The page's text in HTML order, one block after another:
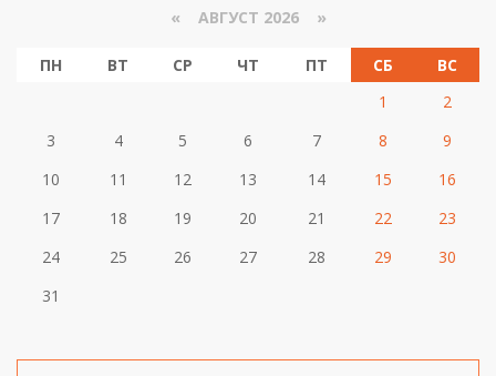
« АВГУСТ 2026 »
ПН ВТ СР ЧТ ПТ СБ
ВС
1
2
3
4 5 6 7 8
9
10
11 12 13 14 15
16
17
18 19 20 21 22
23
24
25 26 27 28 29
30
31